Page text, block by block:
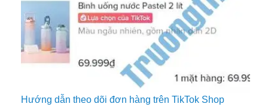
Hướng dẫn theo dõi đơn hàng trên TikTok Shop